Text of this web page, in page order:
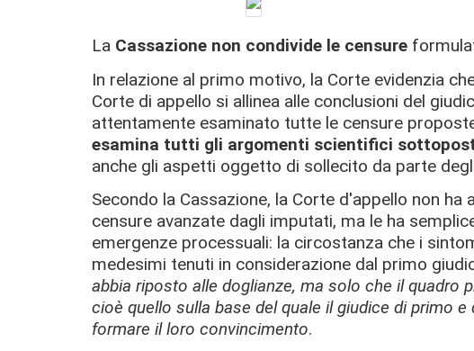
La Cassazione non condivide le censure
In relazione al primo motivo, la Corte evidenzia
Corte di appello si allinea alle conclusioni del
attentamente esaminato tutte le censure
esamina tutti gli argomenti scientifici
anche gli aspetti oggetto di sollecito da parte
Secondo la Cassazione, la Corte d'appello non
censure avanzate dagli imputati, ma le ha
emergenze processuali: la circostanza che i
medesimi tenuti in considerazione dal primo
abbia riposto alle doglianze, ma solo che il quadro
cioè quello sulla base del quale il giudice di primo
formare il loro convincimento.